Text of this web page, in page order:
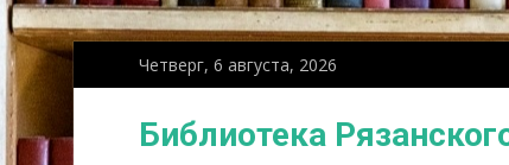
Четверг, 6 августа, 2026
Библиотека